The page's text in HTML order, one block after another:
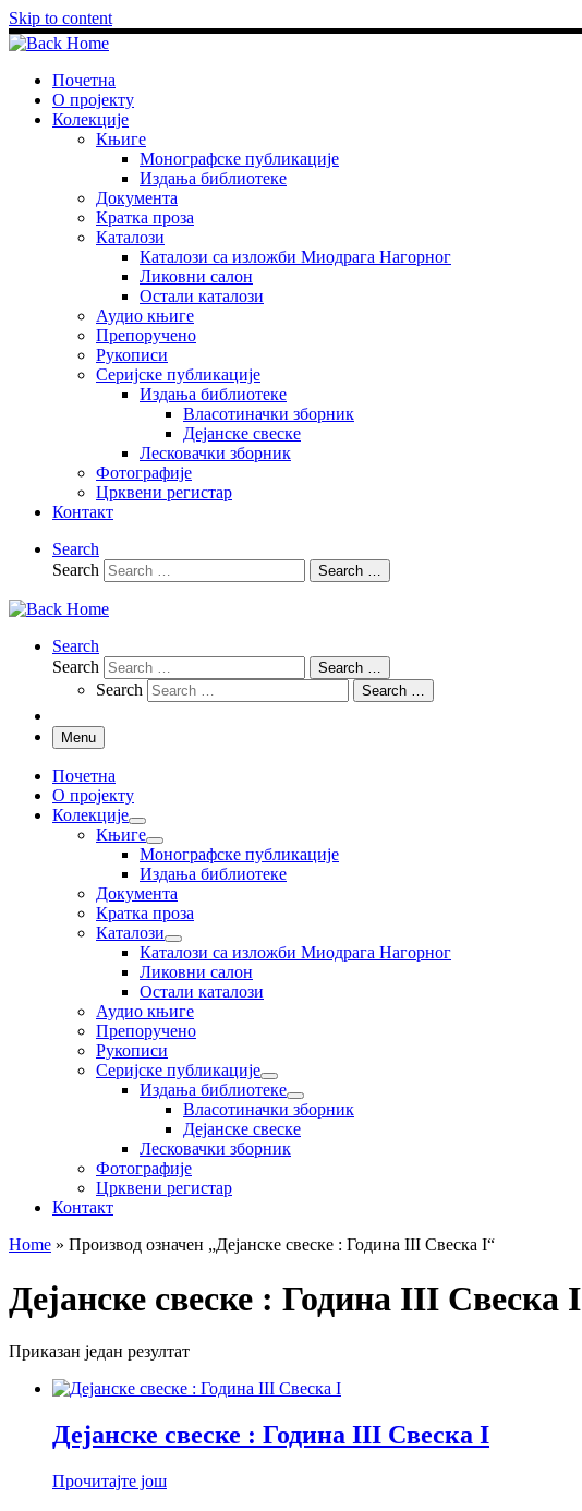
Skip to content
Почетна
О пројекту
Колекције
Књиге
Монографске публикације
Издања библиотеке
Документа
Кратка проза
Каталози
Каталози са изложби Миодрага Нагорног
Ликовни салон
Остали каталози
Аудио књиге
Препоручено
Рукописи
Серијске публикације
Издања библиотеке
Власотиначки зборник
Дејанске свеске
Лесковачки зборник
Фотографије
Црквени регистар
Контакт
Search
Search
Search …
Search
Search
Search …
Search Search …
Menu
Почетна
О пројекту
Колекције
Књиге
Монографске публикације
Издања библиотеке
Документа
Кратка проза
Каталози
Каталози са изложби Миодрага Нагорног
Ликовни салон
Остали каталози
Аудио књиге
Препоручено
Рукописи
Серијске публикације
Издања библиотеке
Власотиначки зборник
Дејанске свеске
Лесковачки зборник
Фотографије
Црквени регистар
Контакт
Home » Производ oзначен „Дејанске свеске : Година III Свеска I“
Дејанске свеске : Година III Свеска I
Приказан један резултат
Дејанске свеске : Година III Свеска I
Прочитајте још